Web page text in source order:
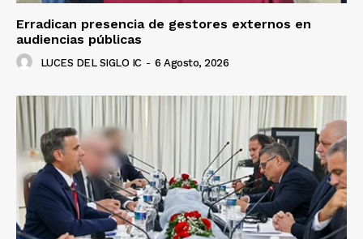
Erradican presencia de gestores externos en
audiencias públicas
LUCES DEL SIGLO IC - 6 Agosto, 2026